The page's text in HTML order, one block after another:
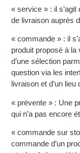
« service » : il
de livraison auprès
« commande » : il
produit proposé à
d’une sélection
question via les
livraison et d’un
« prévente » : Une
qui n’a pas encore
« commande sur
commande d’un